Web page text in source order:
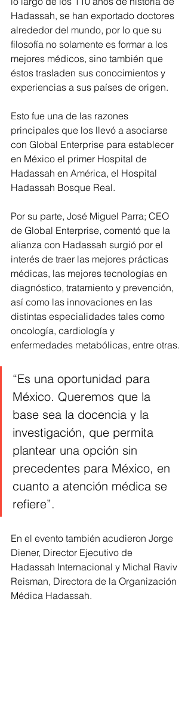
Hadassah, se han exportado doctores
alrededor del mundo, por lo que su
filosofía no solamente es formar a los
mejores médicos, sino también que
éstos trasladen sus conocimientos y
experiencias a sus países de origen.
Esto fue una de las razones
principales que los llevó a asociarse
con Global Enterprise para establecer
en México el primer Hospital de
Hadassah en América, el Hospital
Hadassah Bosque Real.
Por su parte, José Miguel Parra; CEO
de Global Enterprise, comentó que la
alianza con Hadassah surgió por el
interés de traer las mejores prácticas
médicas, las mejores tecnologías en
diagnóstico, tratamiento y prevención,
así como las innovaciones en las
distintas especialidades tales como
oncología, cardiología y
enfermedades metabólicas, entre otras.
“Es una oportunidad para
México. Queremos que la
base sea la docencia y la
investigación, que permita
plantear una opción sin
precedentes para México, en
cuanto a atención médica se
refiere”.
En el evento también acudieron Jorge
Diener, Director Ejecutivo de
Hadassah Internacional y Michal Raviv
Reisman, Directora de la Organización
Médica Hadassah.